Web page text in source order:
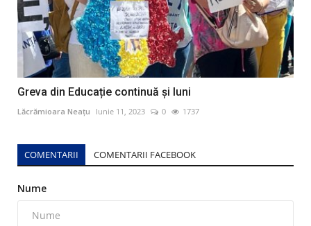
Greva din Educație continuă și luni
Lăcrămioara Neațu Iunie 11, 2023 0 1737
COMENTARII COMENTARII FACEBOOK
Nume